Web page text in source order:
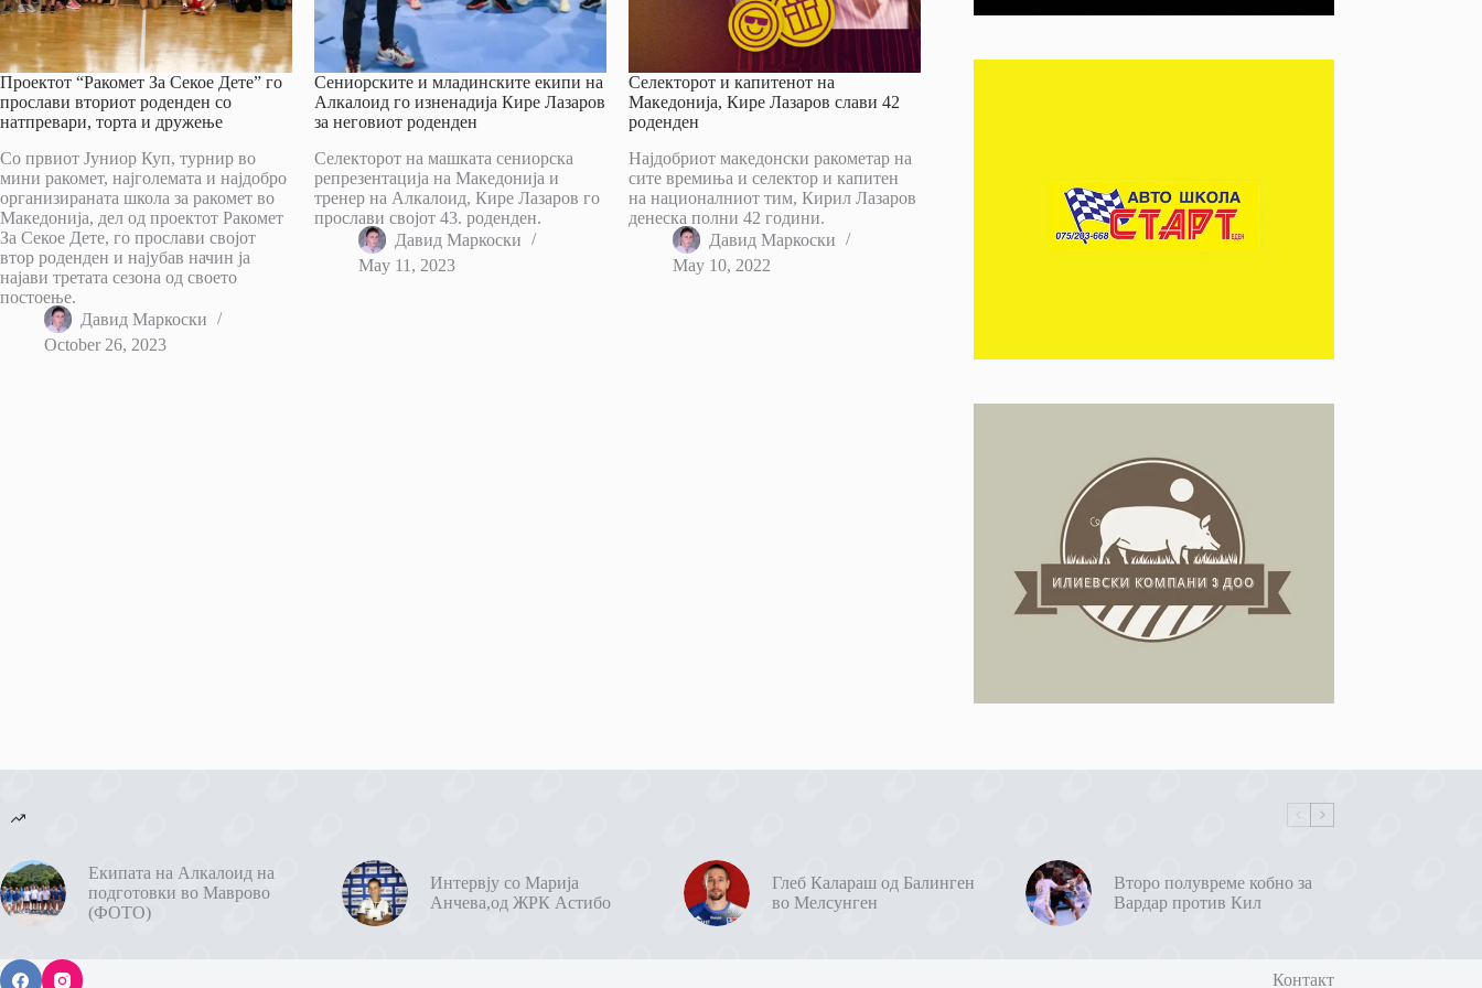
Проектот “Ракомет За Секое Дете” го
прослави вториот роденден со
натпревари, торта и дружење
Со првиот Јуниор Куп, турнир во
мини ракомет, најголемата и најдобро
организираната школа за ракомет во
Македонија, дел од проектот Ракомет
За Секое Дете, го прослави својот
втор роденден и најубав начин ја
најави третата сезона од своето
постоење.
Давид Маркоски
October 26, 2023
Сениорските и младинските екипи на
Алкалоид го изненадија Кире Лазаров
за неговиот роденден
Селекторот на машката сениорска
репрезентација на Македонија и
тренер на Алкалоид, Кире Лазаров го
прослави својот 43. роденден.
Давид Маркоски
May 11, 2023
Селекторот и капитенот на
Македонија, Кире Лазаров слави 42
роденден
Најдобриот македонски ракометар на
сите времиња и селектор и капитен
на националниот тим, Кирил Лазаров
денеска полни 42 години.
Давид Маркоски
May 10, 2022
Екипата на Алкалоид на
подготовки во Маврово
(ФОТО)
Интервју со Марија
Анчева,од ЖРК Астибо
Глеб Калараш од Балинген
во Мелсунген
Второ полувреме кобно за
Вардар против Кил
Контакт